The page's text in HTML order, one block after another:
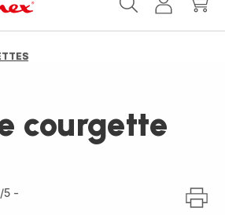
MonMon
courgette
/5 -